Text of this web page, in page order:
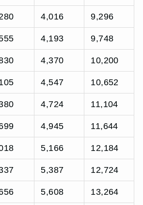
4,016 9,296
4,193 9,748
4,370 10,200
4,547 10,652
4,724 11,104
4,945 11,644
5,166 12,184
5,387 12,724
5,608 13,264